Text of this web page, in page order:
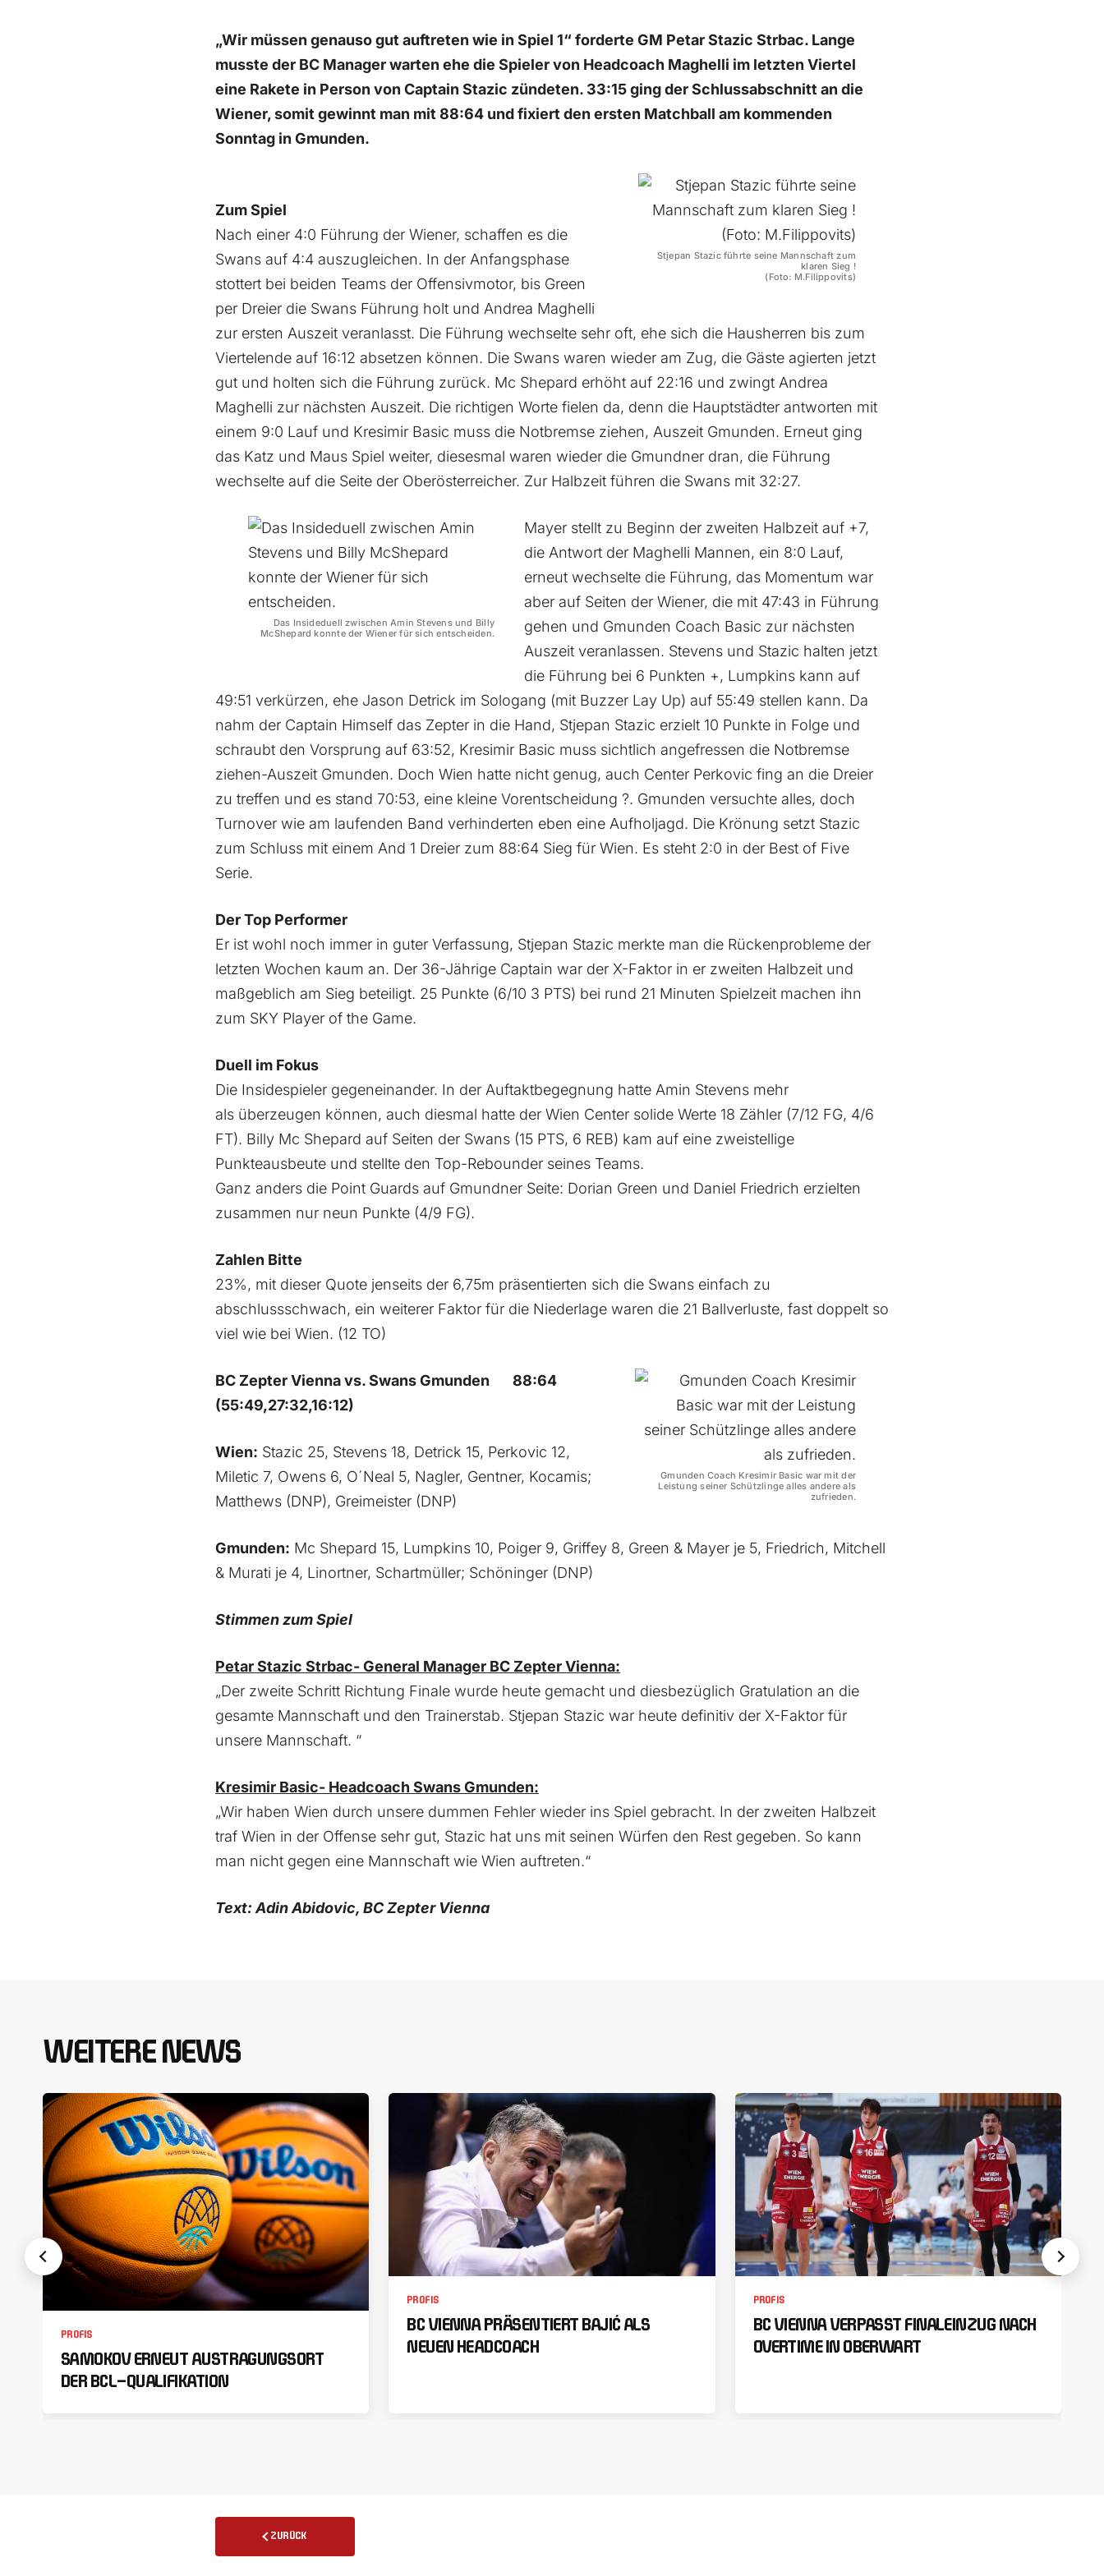
„Wir müssen genauso gut auftreten wie in Spiel 1“ forderte GM Petar Stazic Strbac. Lange
musste der BC Manager warten ehe die Spieler von Headcoach Maghelli im letzten Viertel
eine Rakete in Person von Captain Stazic zündeten. 33:15 ging der Schlussabschnitt an die
Wiener, somit gewinnt man mit 88:64 und fixiert den ersten Matchball am kommenden
Sonntag in Gmunden.
Stjepan Stazic führte seine Mannschaft zum
klaren Sieg !
(Foto: M.Filippovits)
Zum Spiel
Nach einer 4:0 Führung der Wiener, schaffen es die
Swans auf 4:4 auszugleichen. In der Anfangsphase
stottert bei beiden Teams der Offensivmotor, bis Green
per Dreier die Swans Führung holt und Andrea Maghelli
zur ersten Auszeit veranlasst. Die Führung wechselte sehr oft, ehe sich die Hausherren bis zum
Viertelende auf 16:12 absetzen können. Die Swans waren wieder am Zug, die Gäste agierten jetzt
gut und holten sich die Führung zurück. Mc Shepard erhöht auf 22:16 und zwingt Andrea
Maghelli zur nächsten Auszeit. Die richtigen Worte fielen da, denn die Hauptstädter antworten mit
einem 9:0 Lauf und Kresimir Basic muss die Notbremse ziehen, Auszeit Gmunden. Erneut ging
das Katz und Maus Spiel weiter, diesesmal waren wieder die Gmundner dran, die Führung
wechselte auf die Seite der Oberösterreicher. Zur Halbzeit führen die Swans mit 32:27.
Das Insideduell zwischen Amin Stevens und Billy
McShepard konnte der Wiener für sich entscheiden.
Mayer stellt zu Beginn der zweiten Halbzeit auf +7,
die Antwort der Maghelli Mannen, ein 8:0 Lauf,
erneut wechselte die Führung, das Momentum war
aber auf Seiten der Wiener, die mit 47:43 in Führung
gehen und Gmunden Coach Basic zur nächsten
Auszeit veranlassen. Stevens und Stazic halten jetzt
die Führung bei 6 Punkten +, Lumpkins kann auf
49:51 verkürzen, ehe Jason Detrick im Sologang (mit Buzzer Lay Up) auf 55:49 stellen kann. Da
nahm der Captain Himself das Zepter in die Hand, Stjepan Stazic erzielt 10 Punkte in Folge und
schraubt den Vorsprung auf 63:52, Kresimir Basic muss sichtlich angefressen die Notbremse
ziehen-Auszeit Gmunden. Doch Wien hatte nicht genug, auch Center Perkovic fing an die Dreier
zu treffen und es stand 70:53, eine kleine Vorentscheidung ?. Gmunden versuchte alles, doch
Turnover wie am laufenden Band verhinderten eben eine Aufholjagd. Die Krönung setzt Stazic
zum Schluss mit einem And 1 Dreier zum 88:64 Sieg für Wien. Es steht 2:0 in der Best of Five
Serie.
Der Top Performer
Er ist wohl noch immer in guter Verfassung, Stjepan Stazic merkte man die Rückenprobleme der
letzten Wochen kaum an. Der 36-Jährige Captain war der X-Faktor in er zweiten Halbzeit und
maßgeblich am Sieg beteiligt. 25 Punkte (6/10 3 PTS) bei rund 21 Minuten Spielzeit machen ihn
zum SKY Player of the Game.
Duell im Fokus
Die Insidespieler gegeneinander. In der Auftaktbegegnung hatte Amin Stevens mehr
als überzeugen können, auch diesmal hatte der Wien Center solide Werte 18 Zähler (7/12 FG, 4/6
FT). Billy Mc Shepard auf Seiten der Swans (15 PTS, 6 REB) kam auf eine zweistellige
Punkteausbeute und stellte den Top-Rebounder seines Teams.
Ganz anders die Point Guards auf Gmundner Seite: Dorian Green und Daniel Friedrich erzielten
zusammen nur neun Punkte (4/9 FG).
Zahlen Bitte
23%, mit dieser Quote jenseits der 6,75m präsentierten sich die Swans einfach zu
abschlussschwach, ein weiterer Faktor für die Niederlage waren die 21 Ballverluste, fast doppelt so
viel wie bei Wien. (12 TO)
Gmunden Coach Kresimir Basic war mit der
Leistung seiner Schützlinge alles andere als
zufrieden.
BC Zepter Vienna vs. Swans Gmunden 88:64
(55:49,27:32,16:12)
Wien: Stazic 25, Stevens 18, Detrick 15, Perkovic 12,
Miletic 7, Owens 6, O´Neal 5, Nagler, Gentner, Kocamis;
Matthews (DNP), Greimeister (DNP)
Gmunden: Mc Shepard 15, Lumpkins 10, Poiger 9, Griffey 8, Green & Mayer je 5, Friedrich, Mitchell
& Murati je 4, Linortner, Schartmüller; Schöninger (DNP)
Stimmen zum Spiel
Petar Stazic Strbac- General Manager BC Zepter Vienna:
„Der zweite Schritt Richtung Finale wurde heute gemacht und diesbezüglich Gratulation an die
gesamte Mannschaft und den Trainerstab. Stjepan Stazic war heute definitiv der X-Faktor für
unsere Mannschaft. “
Kresimir Basic- Headcoach Swans Gmunden:
„Wir haben Wien durch unsere dummen Fehler wieder ins Spiel gebracht. In der zweiten Halbzeit
traf Wien in der Offense sehr gut, Stazic hat uns mit seinen Würfen den Rest gegeben. So kann
man nicht gegen eine Mannschaft wie Wien auftreten.“
Text: Adin Abidovic, BC Zepter Vienna
WEITERE NEWS
PROFIS
SAMOKOV ERNEUT AUSTRAGUNGSORT
DER BCL-QUALIFIKATION
PROFIS
BC VIENNA PRÄSENTIERT BAJIĆ ALS
NEUEN HEADCOACH
PROFIS
BC VIENNA VERPASST FINALEINZUG NACH
OVERTIME IN OBERWART
ZURÜCK